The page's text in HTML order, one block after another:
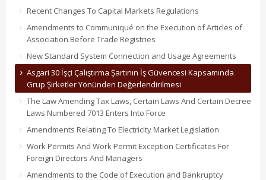
Recent Changes To Capital Markets Regulations
Amendments to Communiqué on the Execution of Articles of
Association Before Trade Registries
New Standard System Connection and Usage Agreements
Asgari 30 İşçi Çalıştırma Şartının İş Güvencesi Kapsamında
Grup Şirketler Yönünden Değerlendirilmesi
The Law Amending Tax Laws, Certain Laws And Certain Decree
Laws Numbered 7013 Enters Into Force
Amendments Relating To Electricity Market Legislation
Work Permits And Work Permit Exception Certificates For
Foreign Directors And Managers
Amendments to the Code of Execution and Bankruptcy